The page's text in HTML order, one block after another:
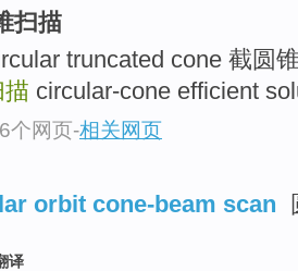
扫描
truncated cone 截圆
circular-cone efficient
个网页-相关网页
orbit cone-beam scan
译